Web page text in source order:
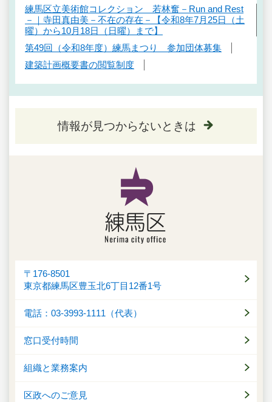
練馬区立美術館コレクション 若林奮－Run and Rest
－｜寺田真由美－不在の存在－【令和8年7月25日（土
曜）から10月18日（日曜）まで】
第49回（令和8年度）練馬まつり 参加団体募集
建築計画概要書の閲覧制度
情報が見つからないときは
〒176-8501
東京都練馬区豊玉北6丁目12番1号
電話：03-3993-1111（代表）
窓口受付時間
組織と業務案内
区政へのご意見